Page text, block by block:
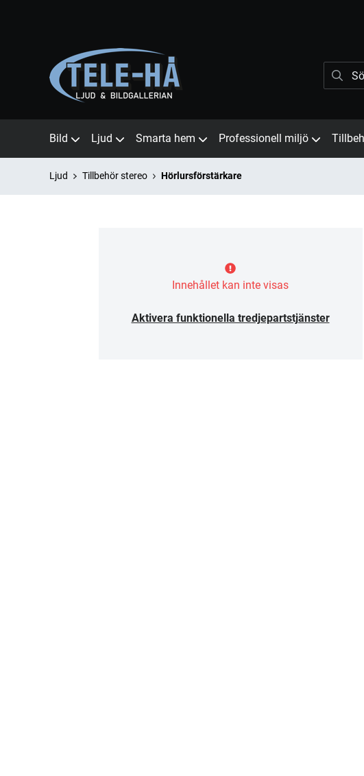
Bild Ljud Smarta hem Professionell miljö
Ljud Tillbehör stereo Hörlursförstärkare
Innehållet kan inte visas
Aktivera funktionella tredjepartstjänster